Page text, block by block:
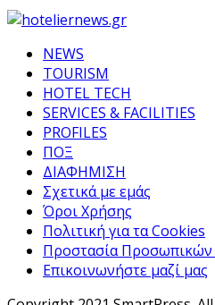
NEWS
TOURISM
HOTEL TECH
SERVICES & FACILITIES
PROFILES
ΠΟΞ
ΔΙΑΦΗΜΙΣΗ
Σχετικά με εμάς
Όροι Χρήσης
Πολιτική για τα Cookies
Προστασία
Επικοινωνήστε μαζί μας